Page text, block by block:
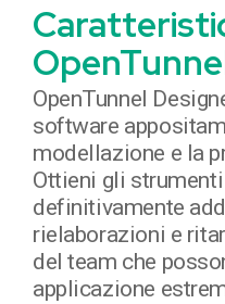
OpenTunnel
software
modellazione e la
Ottieni gli
definitivamente
rielaborazioni e
del team che
applicazione